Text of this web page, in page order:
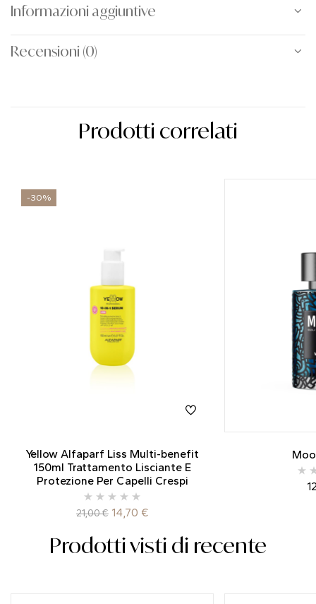
Informazioni aggiuntive
Recensioni (0)
Prodotti correlati
-30%
Yellow Alfaparf Liss Multi-benefit
150ml Trattamento Lisciante E
Protezione Per Capelli Crespi
21,00€ 14,70 €
Prodotti visti di recente